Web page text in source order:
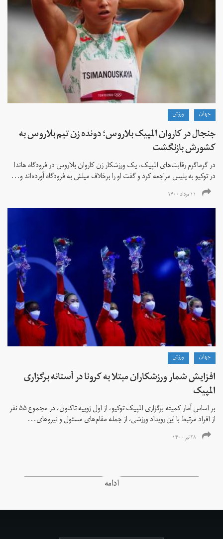
جهان ورزش
جنجال در کاروان المپیک بلاروس؛ دونده زن تیم بلاروس به
کشورش بازنگشت
در گرماگرم رقابت‌های المپیک، یک ورزشکار زن کاروان بلاروس در فرودگاه هاندا
در توکیو به پلیس مراجعه کرد و گفت او را برخلاف میلش به فرودگاه آورده‌اند و...
۱۱ مرداد ۱۴۰۰
جهان ورزش
افزایش شمار ورزشکاران مبتلا به کرونا در آستانه برگزاری
المپیک
بر اساس آمار کمیته برگزاری المپیک توکیو، از اول ژوییه تاکنون، در مجموع ۵۵ نفر
از افراد مرتبط با این رویداد ورزشی، از جمله مقام‌های مسئول و نیروهای...
۲۸ تیر ۱۴۰۰
ادامه